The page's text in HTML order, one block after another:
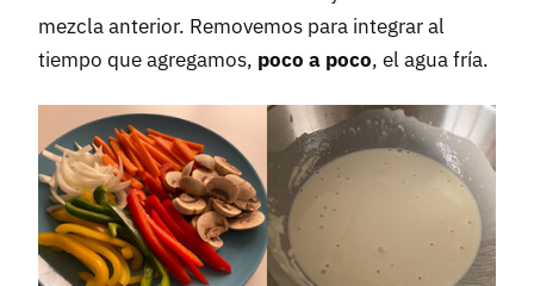
mezcla anterior. Removemos para integrar al
tiempo que agregamos, poco a poco, el agua fría.